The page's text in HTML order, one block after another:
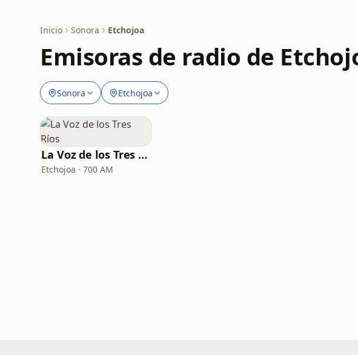
Inicio Sonora Etchojoa
Emisoras de radio de
Sonora Etchojoa
La Voz de los Tres Ríos
Etchojoa · 700 AM